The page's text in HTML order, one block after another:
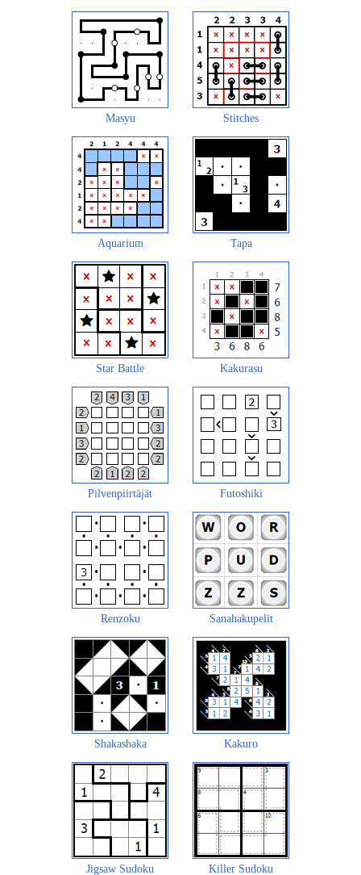
Masyu Stitches
Aquarium Tapa
Star Battle Kakurasu
Pilvenpiirtäjät Futoshiki
Renzoku Sanahakupelit
Shakashaka Kakuro
Jigsaw Sudoku Killer Sudoku